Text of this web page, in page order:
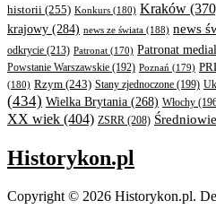
historii (255) Konkurs (180) Kraków
krajowy (284) news ze świata (188) news
odkrycie (213) Patronat (170) Patronat
Powstanie Warszawskie (192) Poznań (179)
(180) Rzym (243) Stany zjednoczone (199)
(434) Wielka Brytania (268) Włochy
XX wiek (404) ZSRR (208)
Historykon.pl
Copyright © 2026 Historykon.pl.